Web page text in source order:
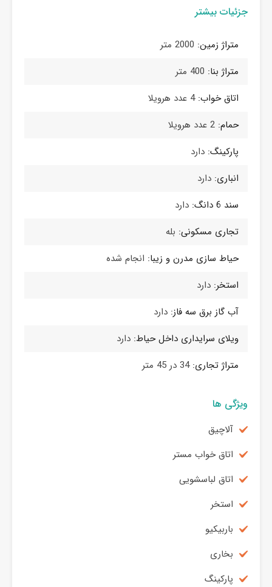
جزئیات بیشتر
متراژ زمین: 2000 متر
متراژ بنا: 400 متر
اتاق خواب: 4 عدد هرویلا
حمام: 2 عدد هرویلا
پارکینگ: دارد
انباری: دارد
سند 6 دانگ:
دارد
تجاری مسکونی: بله
حیاط سازی مدرن و زیبا: انجام شده
استخر: دارد
آب گاز برق سه فاز: دارد
ویلای سرایداری داخل حیاط: دارد
متراژ تجاری: 34 در 45 متر
ویژگی ها
آلاچيق
اتاق خواب مستر
اتاق لباسشویی
استخر
باربیکیو
بخاری
پاركينگ